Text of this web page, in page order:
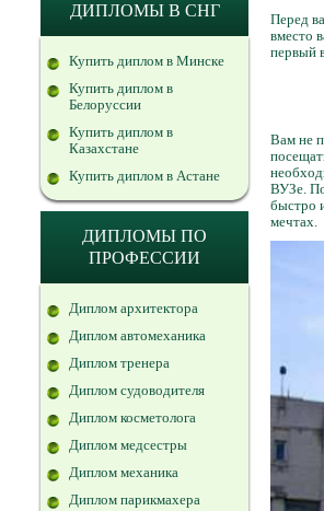
ДИПЛОМЫ В СНГ
Купить диплом в Минске
Купить диплом в
Белоруссии
Купить диплом в
Казахстане
Купить диплом в Астане
ДИПЛОМЫ ПО
ПРОФЕССИИ
Диплом архитектора
Диплом автомеханика
Диплом тренера
Диплом судоводителя
Диплом косметолога
Диплом медсестры
Диплом механика
Диплом парикмахера
Перед
вместо
первый
Вам не
ВУЗе.
быстро
мечтах.